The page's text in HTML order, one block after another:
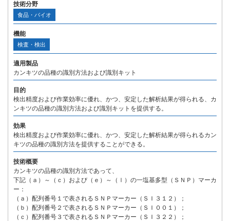
技術分野
食品・バイオ
機能
検査・検出
適用製品
カンキツの品種の識別方法および識別キット
目的
検出精度および作業効率に優れ、かつ、安定した解析結果が得られる、カ
ンキツの品種の識別方法および識別キットを提供する。
効果
検出精度および作業効率に優れ、かつ、安定した解析結果が得られるカン
キツの品種の識別方法を提供することができる。
技術概要
カンキツの品種の識別方法であって、
下記（ａ）～（ｃ）および（ｅ）～（ｌ）の一塩基多型（ＳＮＰ）マーカ
ー：
（ａ）配列番号１で表されるＳＮＰマーカー（ＳＩ３１２）；
（ｂ）配列番号２で表されるＳＮＰマーカー（ＳＩ００１）；
（ｃ）配列番号３で表されるＳＮＰマーカー（ＳＩ３２２）；